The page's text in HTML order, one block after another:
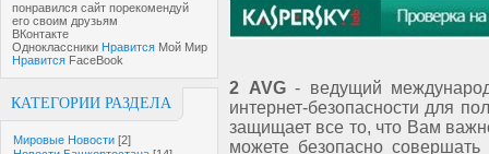
понравился сайт порекомендуй
его своим друзьям
ВКонтакте
Одноклассники Нравится Мой Мир
Нравится FaceBook
КАТЕГОРИИ РАЗДЕЛА
Мировые Новости [2]
2 AVG- ведущий
интернет-безопасности для
защищает все то, что Вам
можете безопасно